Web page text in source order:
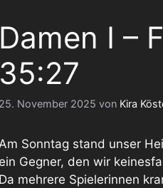
Damen I –
35:27
25. November 2025 von Kira
Sonntag stand unser
ein Gegner, den wir
Da mehrere Spielerinnen